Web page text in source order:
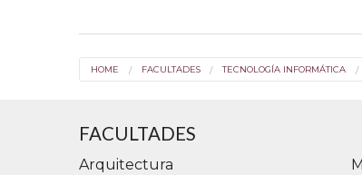
HOME FACULTADES TECNOLOGÍA INFORMÁTICA
FACULTADES
Arquitectura